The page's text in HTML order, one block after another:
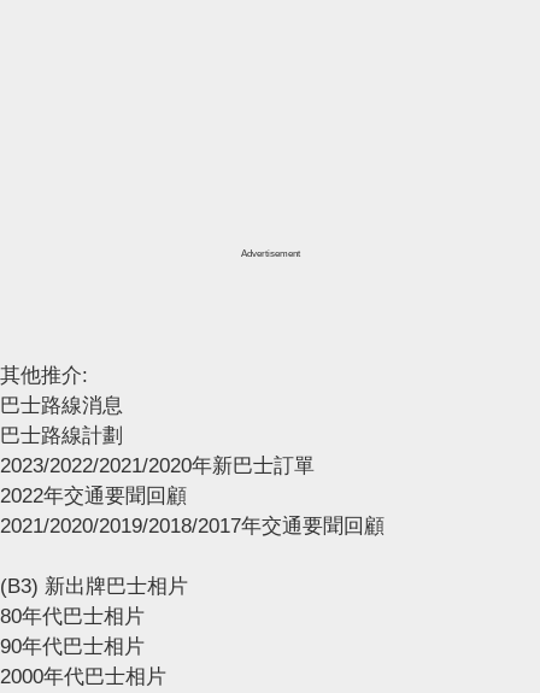
Advertisement
其他推介:
巴士路線消息
巴士路線計劃
2023/2022/2021/2020年新巴士訂單
2022年交通要聞回顧
2021/2020/2019/2018/2017年交通要聞回顧
(B3) 新出牌巴士相片
80年代巴士相片
90年代巴士相片
2000年代巴士相片